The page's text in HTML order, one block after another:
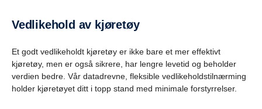
Vedlikehold av kjøretøy
Et godt vedlikeholdt kjøretøy er ikke bare et mer effektivt
kjøretøy, men er også sikrere, har lengre levetid og beholder
verdien bedre. Vår datadrevne, fleksible vedlikeholdstilnærming
holder kjøretøyet ditt i topp stand med minimale forstyrrelser.